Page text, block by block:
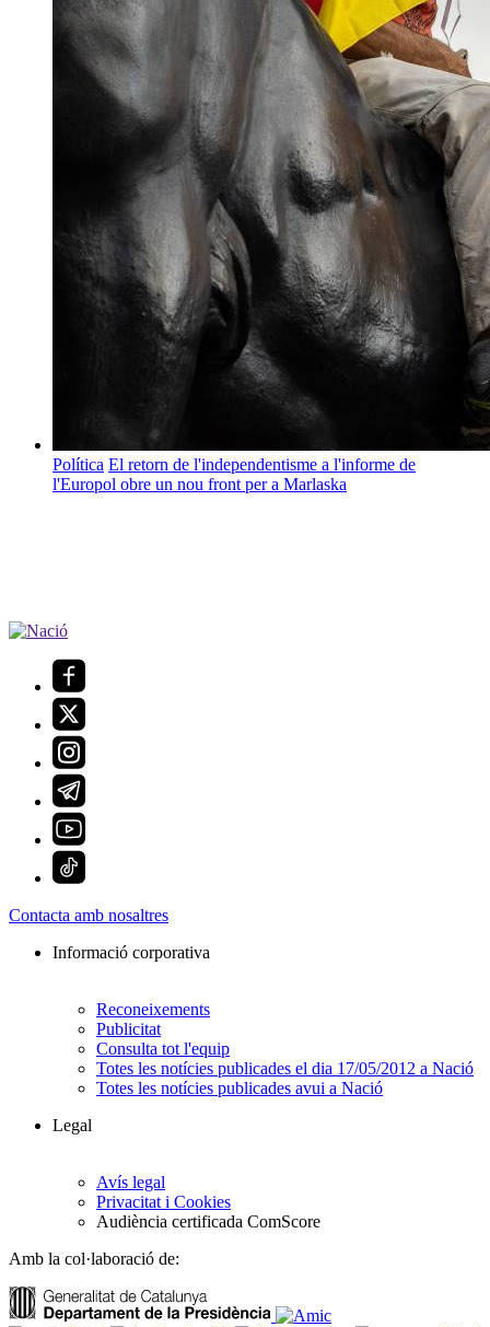
Política El retorn de l'independentisme a l'informe de
l'Europol obre un nou front per a Marlaska
Contacta amb nosaltres
Informació corporativa
Reconeixements
Publicitat
Consulta tot l'equip
Totes les notícies publicades el dia 17/05/2012 a Nació
Totes les notícies publicades avui a Nació
Legal
Avís legal
Privacitat i Cookies
Audiència certificada ComScore
Amb la col·laboració de: